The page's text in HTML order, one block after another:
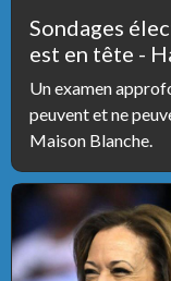
Sondages
est en tête -
Un examen
peuvent et ne
Maison Blanche.